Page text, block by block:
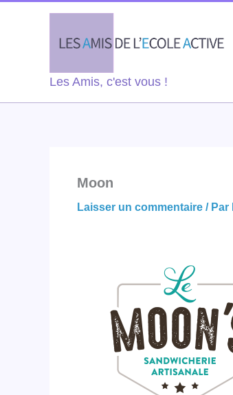
Les Amis, c'est vous !
Moon
Laisser un commentaire / Par